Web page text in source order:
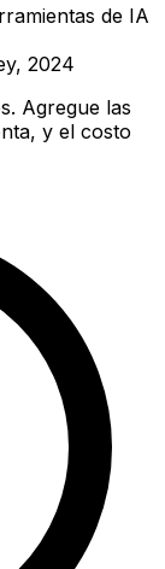
de IA
2024
Agregue las
y el costo